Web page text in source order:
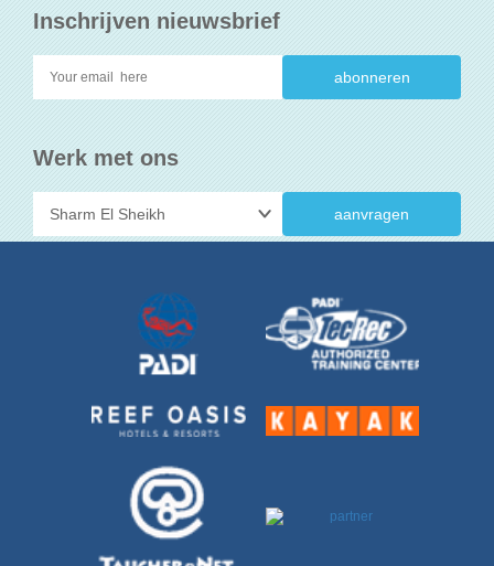
Inschrijven nieuwsbrief
Werk met ons
aanvragen